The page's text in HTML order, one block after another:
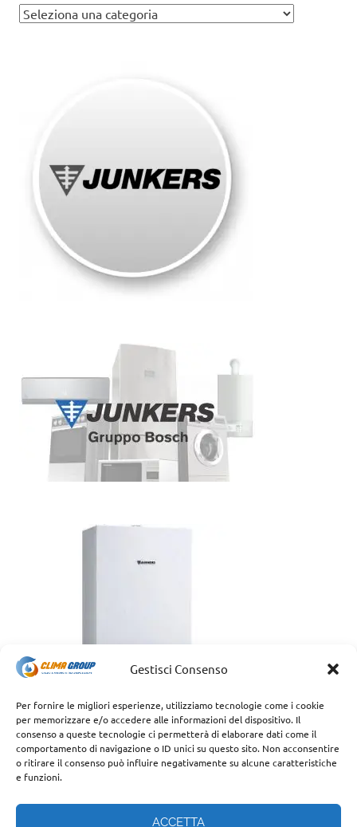
Gestisci Consenso
Per fornire le migliori esperienze, utilizziamo tecnologie come i cookie
per memorizzare e/o accedere alle informazioni del dispositivo. Il
consenso a queste tecnologie ci permetterà di elaborare dati come il
comportamento di navigazione o ID unici su questo sito. Non acconsentire
o ritirare il consenso può influire negativamente su alcune caratteristiche
e funzioni.
ACCETTA
Assistenza